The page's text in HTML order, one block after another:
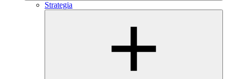
Strategia